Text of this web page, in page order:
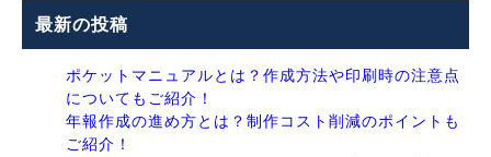
最新の投稿
ポケットマニュアルとは？作成方法や印刷時の注意点
についてもご紹介！
年報作成の進め方とは？制作コスト削減のポイントも
ご紹介！